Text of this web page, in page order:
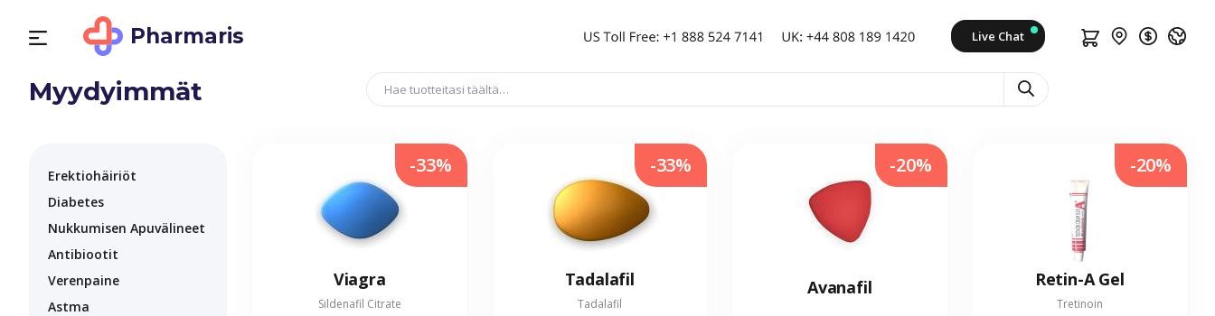
Pharmaris
Myydyimmät
Erektiohäiriöt
Diabetes
Nukkumisen Apuvälineet
Antibiootit
Verenpaine
Astma
Viagra
Sildenafil Citrate
-33%
Tadalafil
Tadalafil
-33%
Avanafil
-20%
Retin-A Gel
Tretinoin
-20%